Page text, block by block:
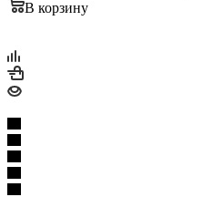
В корзину